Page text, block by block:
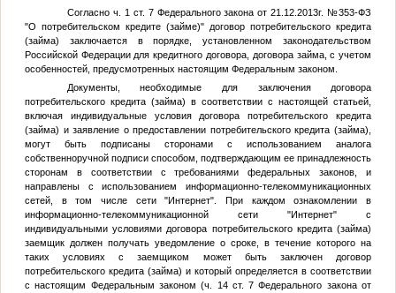
Согласно ч. 1 ст. 7 Федерального закона от 21.12.2013г. №353-ФЗ
"О потребительском кредите (займе)" договор потребительского кредита
(займа) заключается в порядке, установленном законодательством
Российской Федерации для кредитного договора, договора займа, с учетом
особенностей, предусмотренных настоящим Федеральным законом.
Документы, необходимые для заключения договора
потребительского кредита (займа) в соответствии с настоящей статьей,
включая индивидуальные условия договора потребительского кредита
(займа) и заявление о предоставлении потребительского кредита (займа),
могут быть подписаны сторонами с использованием аналога
собственноручной подписи способом, подтверждающим ее принадлежность
сторонам в соответствии с требованиями федеральных законов, и
направлены с использованием информационно-телекоммуникационных
сетей, в том числе сети "Интернет". При каждом ознакомлении в
информационно-телекоммуникационной сети "Интернет" с
индивидуальными условиями договора потребительского кредита (займа)
заемщик должен получать уведомление о сроке, в течение которого на
таких условиях с заемщиком может быть заключен договор
потребительского кредита (займа) и который определяется в соответствии
с настоящим Федеральным законом (ч. 14 ст. 7 Федерального закона от